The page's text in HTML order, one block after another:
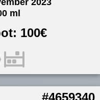
ml
100€
#4659340